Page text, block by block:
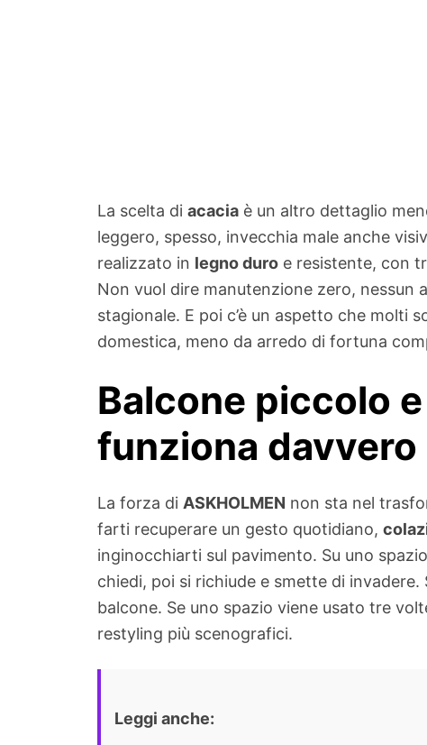
La scelta di acacia è un altro dettaglio
leggero, spesso, invecchia male anche
realizzato in legno duro e resistente, con
Non vuol dire manutenzione zero, nessun
stagionale. E poi c’è un aspetto che molti
domestica, meno da arredo di fortuna
Balcone piccolo
funziona davvero
La forza di ASKHOLMEN non sta nel
farti recuperare un gesto quotidiano,
inginocchiarti sul pavimento. Su uno
chiedi, poi si richiude e smette di invadere.
balcone. Se uno spazio viene usato tre
restyling più scenografici.
Leggi anche: